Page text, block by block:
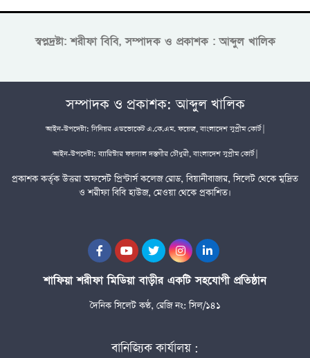
স্বপ্নদ্রষ্টা: শরীফা বিবি, সম্পাদক ও প্রকাশক : আব্দুল খালিক
সম্পাদক ও প্রকাশক: আব্দুল খালিক
আইন-উপদেষ্টা: সিনিয়র এডভোকেট এ.কে.এম. ফয়েজ, বাংলাদেশ সুপ্রীম কোর্ট |
আইন-উপদেষ্টা: ব্যারিস্টার ফয়সাল দস্তগীর চৌধুরী, বাংলাদেশ সুপ্রীম কোর্ট |
প্রকাশক কর্তৃক উত্তরা অফসেট প্রিন্টার্স কলেজ রোড, বিয়ানীবাজার, সিলেট থেকে মুদ্রিত
ও শরীফা বিবি হাউজ, মেওয়া থেকে প্রকাশিত।
শাফিয়া শরীফা মিডিয়া বাড়ীর একটি সহযোগী প্রতিষ্ঠান
দৈনিক সিলেট কণ্ঠ, রেজি নং: সিল/১৪১
বানিজ্যিক কার্যালয় :